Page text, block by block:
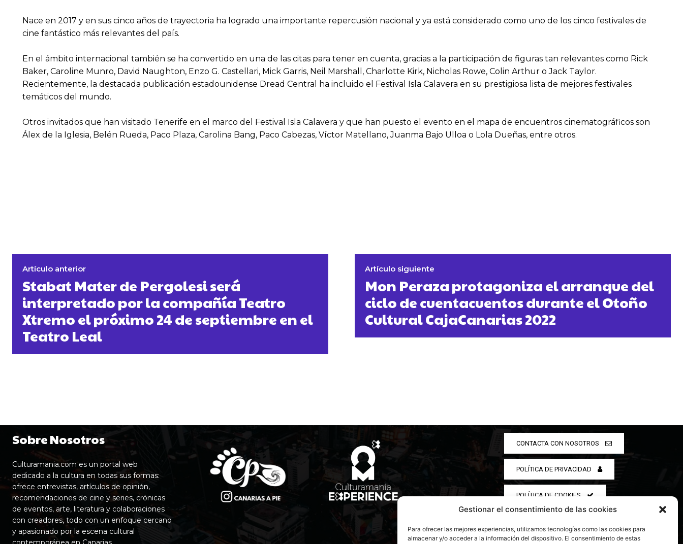
Gestionar el consentimiento de las cookies
Para ofrecer las mejores experiencias, utilizamos tecnologías como las cookies para
almacenar y/o acceder a la información del dispositivo. El consentimiento de estas
Nace en 2017 y en sus cinco años de trayectoria ha logrado una importante repercusión nacional y ya está considerado como uno de los cinco festivales de
cine fantástico más relevantes del país.
En el ámbito internacional también se ha convertido en una de las citas para tener en cuenta, gracias a la participación de figuras tan relevantes como Rick
Baker, Caroline Munro, David Naughton, Enzo G. Castellari, Mick Garris, Neil Marshall, Charlotte Kirk, Nicholas Rowe, Colin Arthur o Jack Taylor.
Recientemente, la destacada publicación estadounidense Dread Central ha incluido el Festival Isla Calavera en su prestigiosa lista de mejores festivales
temáticos del mundo.
Otros invitados que han visitado Tenerife en el marco del Festival Isla Calavera y que han puesto el evento en el mapa de encuentros cinematográficos son
Álex de la Iglesia, Belén Rueda, Paco Plaza, Carolina Bang, Paco Cabezas, Víctor Matellano, Juanma Bajo Ulloa o Lola Dueñas, entre otros.
Artículo anterior
Stabat Mater de Pergolesi será
interpretado por la compañía Teatro
Xtremo el próximo 24 de septiembre en el
Teatro Leal
Artículo siguiente
Mon Peraza protagoniza el arranque del
ciclo de cuentacuentos durante el Otoño
Cultural CajaCanarias 2022
Sobre Nosotros
Culturamania.com es un portal web
dedicado a la cultura en todas sus formas:
ofrece entrevistas, artículos de opinión,
recomendaciones de cine y series, crónicas
de eventos, arte, literatura y colaboraciones
con creadores, todo con un enfoque cercano
y apasionado por la escena cultural
CONTACTA CON NOSOTROS
POLÍTICA DE PRIVACIDAD
POLÍTICA DE COOKIES